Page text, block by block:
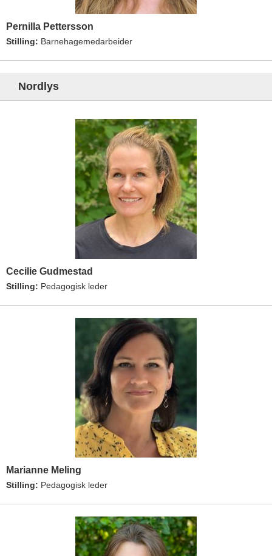
Pernilla Pettersson
Stilling: Barnehagemedarbeider
Nordlys
Cecilie Gudmestad
Stilling: Pedagogisk leder
Marianne Meling
Stilling: Pedagogisk leder